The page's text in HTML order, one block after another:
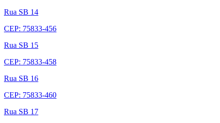
Rua SB 14
CEP: 75833-456
Rua SB 15
CEP: 75833-458
Rua SB 16
CEP: 75833-460
Rua SB 17